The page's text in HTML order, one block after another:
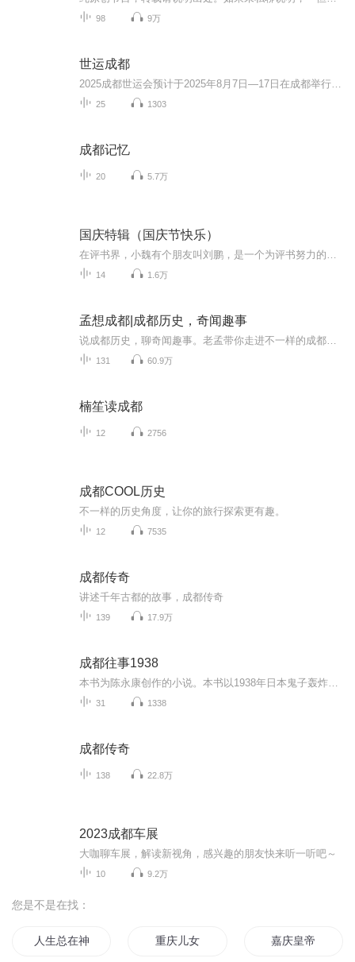
98 9万
世运成都
25 1303
成都记忆
20 5.7万
国庆特辑（国庆节快乐）
14 1.6万
孟想成都|成都历史，奇闻趣事
131 60.9万
楠笙读成都
12 2756
成都COOL历史
不一样的历史角度，让你的旅行探索更有趣。
12 7535
成都传奇
讲述千年古都的故事，成都传奇
139 17.9万
成都往事1938
31 1338
成都传奇
138 22.8万
2023成都车展
大咖聊车展，解读新视角，感兴趣的朋友快来听一听吧～
10 9.2万
您是不是在找：
人生总在神展开 重庆儿女 嘉庆皇帝